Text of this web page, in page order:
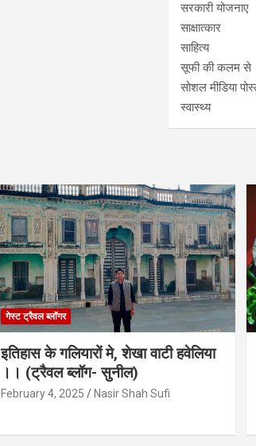
सरकारी योजनाए
साक्षात्कार
साहित्य
सूफी की कलम से
सोशल मीडिया
स्वास्थ्य
गेस्ट ट्रैवल ब्लॉगर
इतिहास के गलियारों मे, शेखा वाटी हवेलिया
।। (ट्रैवल ब्लॉग- सुनील)
February 4, 2025 Nasir Shah Sufi